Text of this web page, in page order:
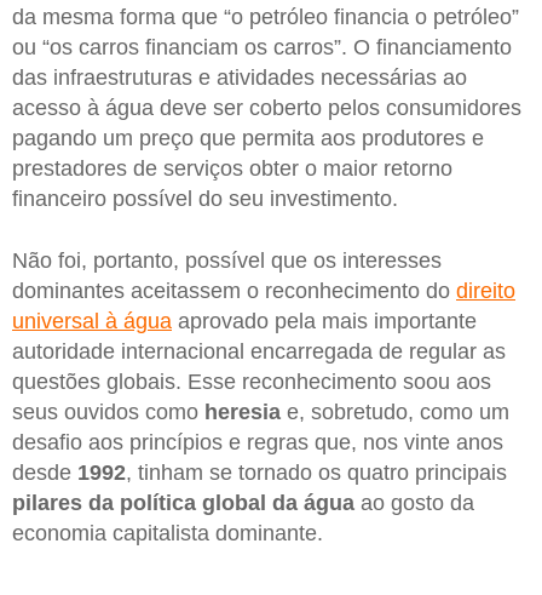
da mesma forma que “o petróleo financia o petróleo”
ou “os carros financiam os carros”. O financiamento
das infraestruturas e atividades necessárias ao
acesso à água deve ser coberto pelos consumidores
pagando um preço que permita aos produtores e
prestadores de serviços obter o maior retorno
financeiro possível do seu investimento.
Não foi, portanto, possível que os interesses
dominantes aceitassem o reconhecimento do direito
universal à água aprovado pela mais importante
autoridade internacional encarregada de regular as
questões globais. Esse reconhecimento soou aos
seus ouvidos como heresia e, sobretudo, como um
desafio aos princípios e regras que, nos vinte anos
desde 1992, tinham se tornado os quatro principais
pilares da política global da água ao gosto da
economia capitalista dominante.